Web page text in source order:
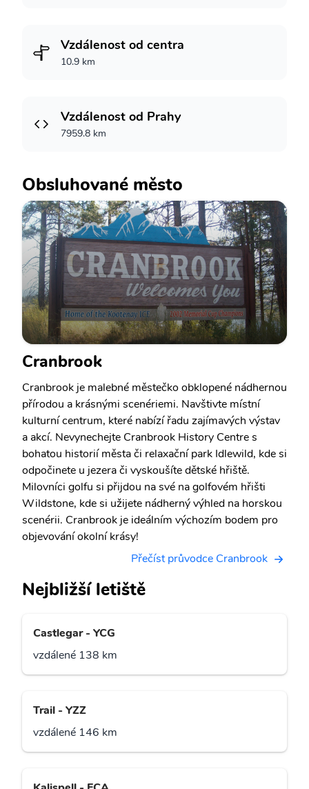
Vzdálenost od centra
10.9 km
Vzdálenost od Prahy
7959.8 km
Obsluhované město
Cranbrook
Cranbrook je malebné městečko obklopené nádhernou
přírodou a krásnými scenériemi. Navštivte místní
kulturní centrum, které nabízí řadu zajímavých výstav
a akcí. Nevynechejte Cranbrook History Centre s
bohatou historií města či relaxační park Idlewild, kde si
odpočinete u jezera či vyskoušíte dětské hřiště.
Milovníci golfu si přijdou na své na golfovém hřišti
Wildstone, kde si užijete nádherný výhled na horskou
scenérii. Cranbrook je ideálním výchozím bodem pro
objevování okolní krásy!
Přečíst průvodce Cranbrook
Nejbližší letiště
Castlegar - YCG
vzdálené 138 km
Trail - YZZ
vzdálené 146 km